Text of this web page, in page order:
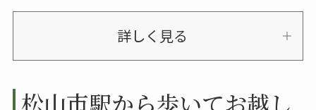
詳しく見る
松山市駅から歩いてお越し